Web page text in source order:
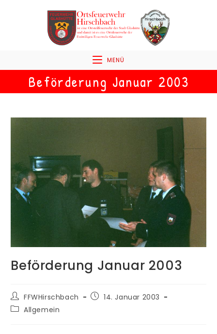
MENÜ
Beförderung Januar 2003
Beförderung Januar 2003
FFWHirschbach
14. Januar 2003
Allgemein